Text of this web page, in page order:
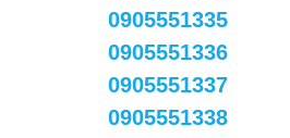
0905551335
0905551336
0905551337
0905551338